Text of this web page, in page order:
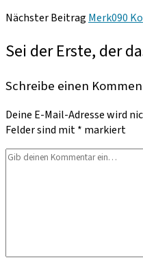
Nächster Beitrag Merk090
Sei der Erste, der
Schreibe einen
Deine E-Mail-Adresse wird
Felder sind mit* markiert
Dein